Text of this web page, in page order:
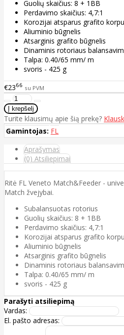
Guolių skaičius: 8 + 1BB
Perdavimo skaičius: 4,7:1
Korozijai atsparus grafito
Aliuminio būgnelis
Atsarginis grafito būgnelis
Dinaminis rotoriaus
Talpa: 0.40/65 mm/ m
svoris - 425 g
€2366 su PVM
Turite klausimų apie šią prekę?
Gamintojas: FL
Aprašymas
(0) Atsiliepimai
Ritė FL Veneto Match&Feeder -
Match žvejybai.
Subalansuotas rotorius
Guolių skaičius: 8 + 1BB
Perdavimo skaičius: 4,7:1
Korozijai atsparus grafito
Aliuminio būgnelis
Atsarginis grafito būgnelis
Dinaminis rotoriaus
Talpa: 0.40/65 mm/ m
svoris - 425 g
Parašyti atsiliepimą
Vardas:
El. pašto adresas: